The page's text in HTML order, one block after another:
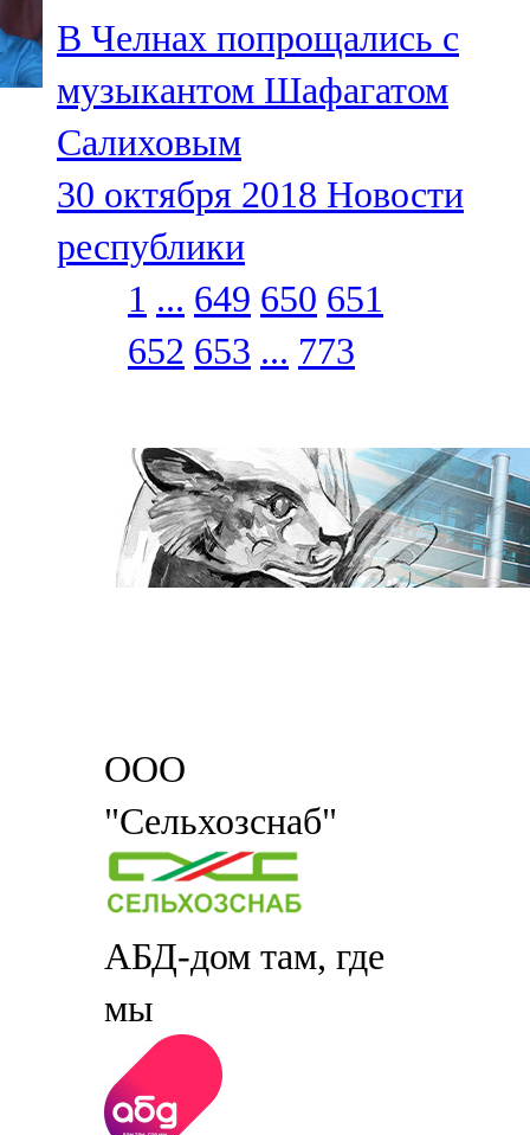
В Челнах попрощались с
музыкантом Шафагатом
Салиховым
30 октября 2018 Новости
республики
1 ... 649 650 651
652 653 ... 773
ООО
"Сельхозснаб"
АБД-дом там, где
мы